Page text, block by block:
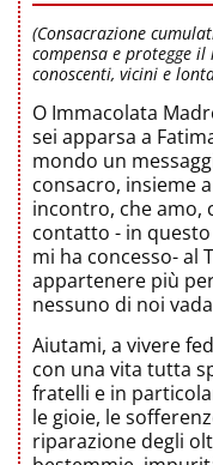
(Consacrazione
compensa e protegge
conoscenti, vicini e
O Immacolata
sei apparsa a
mondo un
consacro, insieme
incontro, che amo,
contatto - in
mi ha concesso- al
appartenere più
nessuno di noi
Aiutami, a vivere
con una vita tutta
fratelli e in
le gioie, le
riparazione degli